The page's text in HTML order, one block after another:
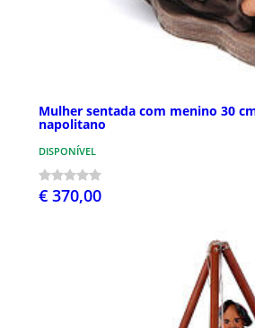
Mulher sentada com menino 30
napolitano
DISPONÍVEL
€ 370,00